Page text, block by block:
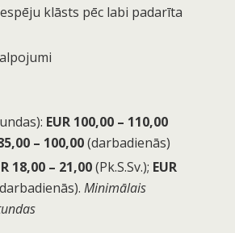
klāsts pēc labi padarīta
EUR 100,00 – 110,00
– 100,00(darbadienās)
18,00 – 21,00(Pk.S.Sv.); EUR
Minimālais